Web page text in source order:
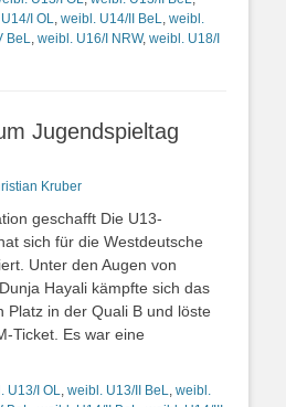
I OL weibl. U14/II BeL
weibl.
BeL weibl. U16/I NRW, weibl. U18/I
Jugendspieltag
Kruber
geschafft Die U13-
sich für die Westdeutsche
Unter den Augen von
Hayali kämpfte sich das
Platz in der Quali B und löste
Ticket. Es war eine
U13/I OL weibl. U13/II BeL
weibl.